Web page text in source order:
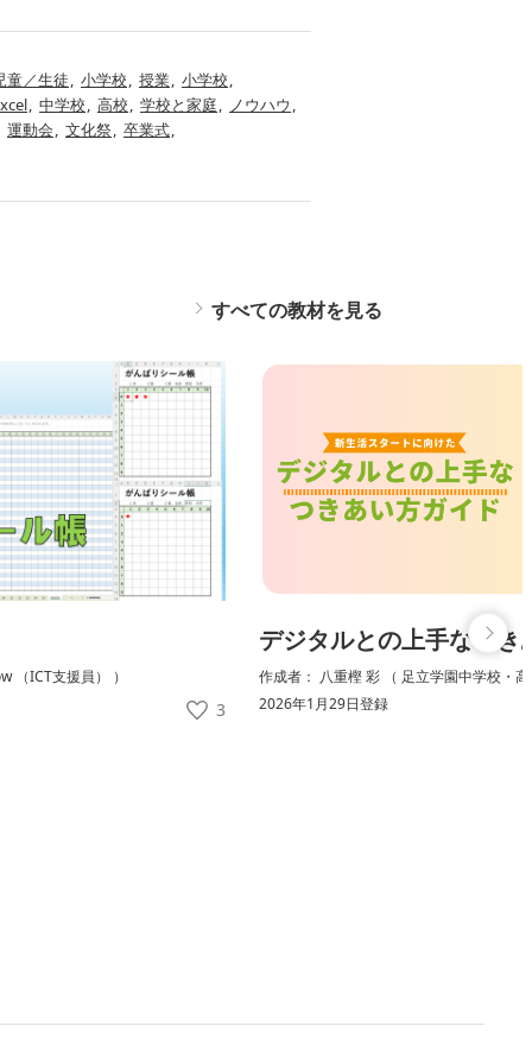
童／生徒 小学校 授業 小学校
中学校 高校 学校と家庭
ノウハウ
運動会
文化祭 卒業式
すべての教材を見る
（ICT支援員） ）
3
デジタルとの上手なつき
作成者： 八重樫 彩 （ 足立学園中学校・
2026年1月29日登録